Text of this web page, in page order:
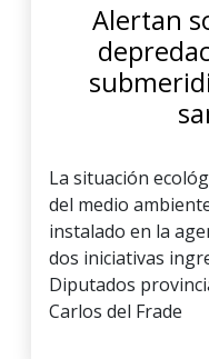
Alertan
La situación
del medio
instalado en la
dos iniciativas
Diputados
Carlos del Frade